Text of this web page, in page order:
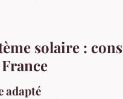
solaire :
adapté